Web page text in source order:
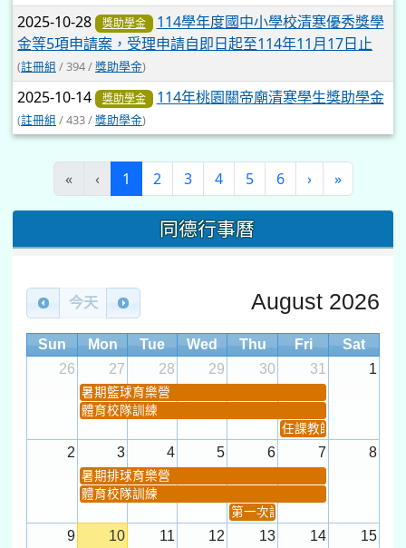
2025-10-28 獎助學金
114學年度國中小學校清寒優秀獎學
金等5項申請案，受理申請自即日起至114年11月17日止
(註冊組 / 394 /獎助學金)
2025-10-14 獎助學金 114年桃園關帝廟清寒學生獎助學金
(註冊組 / 433 /獎助學金)
« ‹ 1 (current)
2 3 4 5 6 › »
同德行事曆
今天 August 2026
Sun Mon Tue Wed Thu Fri
Sat
26
27 28 29 30 31 1
暑期籃球育樂營
體育校隊訓練
任課教師抽籤
2 3 4 5 6 7 8
暑期排球育樂營
體育校隊訓練
第一次課發會 (12:30~)
9 10 11 12 13 14 15